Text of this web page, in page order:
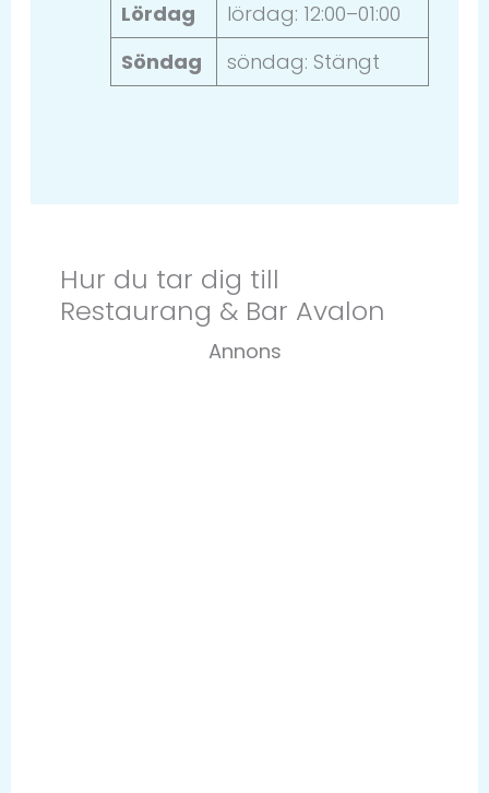
Lördag
lördag: 12:00–01:00
Söndag
söndag: Stängt
Hur du tar dig till
Restaurang & Bar Avalon
Annons